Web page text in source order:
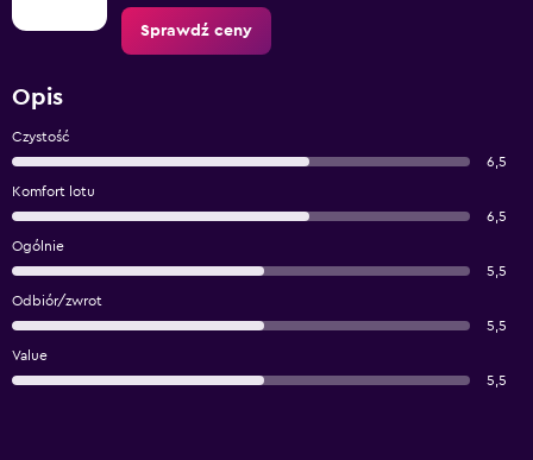
Sprawdź ceny
Opis
Czystość
6,5
Komfort lotu
6,5
Ogólnie
5,5
Odbiór/zwrot
5,5
Value
5,5